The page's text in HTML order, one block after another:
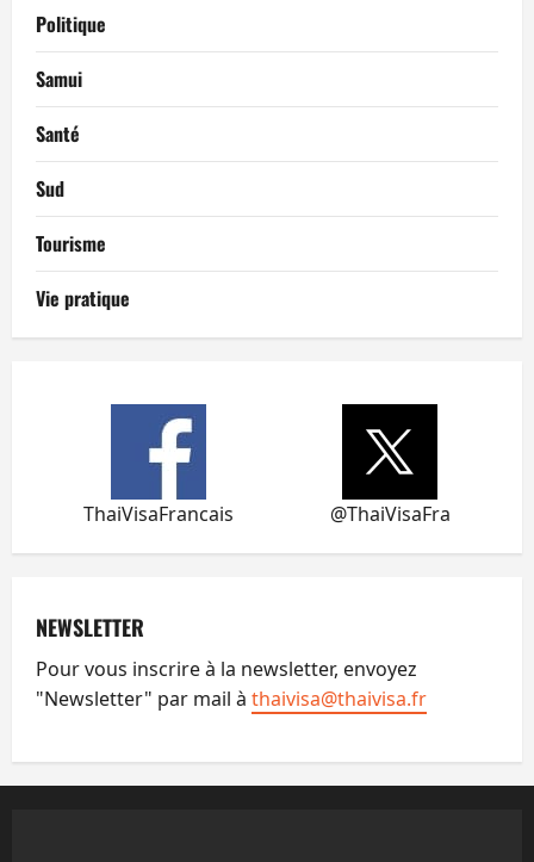
Politique
Samui
Santé
Sud
Tourisme
Vie pratique
ThaiVisaFrancais @ThaiVisaFra
NEWSLETTER
Pour vous inscrire à la newsletter, envoyez
"Newsletter" par mail à thaivisa@thaivisa.fr